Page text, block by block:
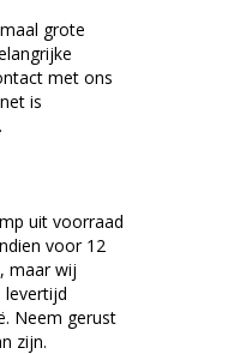
grote
met ons
is
uit voorraad
voor 12
maar wij
levertijd
Neem gerust
zijn.